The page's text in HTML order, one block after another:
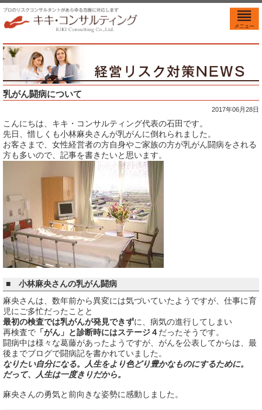
乳がん闘病について
2017年06月28日
こんにちは、キキ・コンサルティング代表の石田です。
先日、惜しくも小林麻央さんが乳がんに倒れられました。
お客さまで、女性経営者の方自身やご家族の方が乳がん闘病をされる
方も多いので、記事を書きたいと思います。
■ 小林麻央さんの乳がん闘病
麻央さんは、数年前から異変には気づいていたようですが、仕事に育
児にご多忙だったことと
最初の検査では乳がんが発見できずに、病気の進行してしまい
再検査で 「がん」と診断時にはステージ４だったそうです。
闘病中は様々な葛藤があったようですが、がんを公表してからは、最
後までブログで闘病記を書かれていました。
なりたい自分になる。人生をより色どり豊かなものにするために。
だって、人生は一度きりだから。
麻央さんの勇気と前向きな姿勢に感動しました。